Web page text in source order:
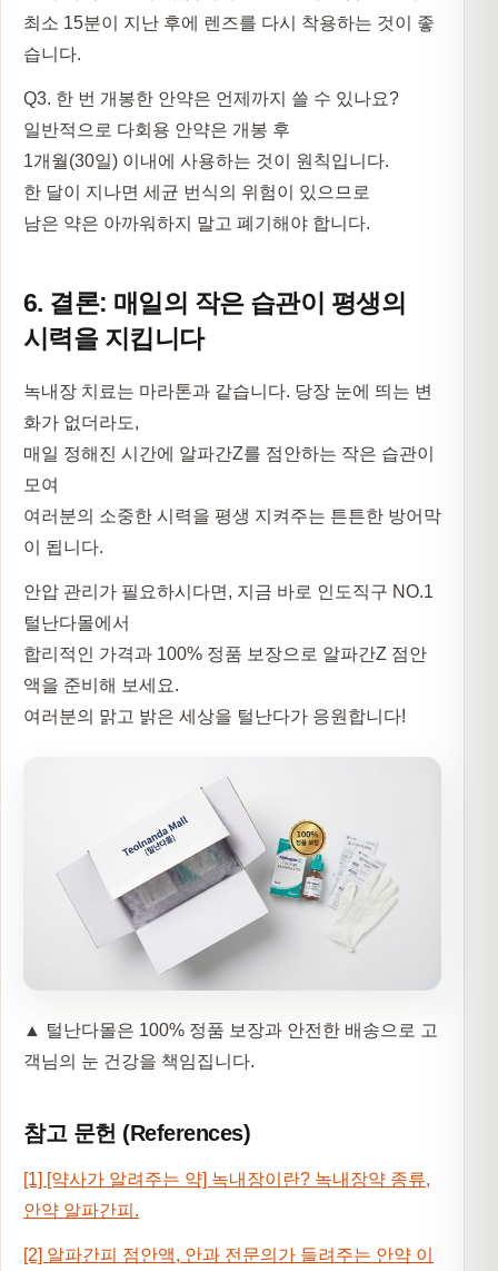
최소 15분이 지난 후에 렌즈를 다시 착용하는 것이 좋
습니다.
Q3. 한 번 개봉한 안약은 언제까지 쓸 수 있나요?
일반적으로 다회용 안약은 개봉 후
1개월(30일) 이내 에 사용하는 것이 원칙입니다.
한 달이 지나면 세균 번식의 위험이 있으므로
남은 약은 아까워하지 말고 폐기해야 합니다.
6. 결론: 매일의 작은 습관이 평생의
시력을 지킵니다
녹내장 치료는 마라톤과 같습니다. 당장 눈에 띄는 변
화가 없더라도,
매일 정해진 시간에 알파간Z를 점안하는 작은 습관이
모여
여러분의 소중한 시력을 평생 지켜주는 튼튼한 방어막
이 됩니다.
안압 관리가 필요하시다면, 지금 바로 인도직구 NO.1
털난다몰에서
합리적인 가격과 100% 정품 보장으로 알파간Z 점안
액을 준비해 보세요.
여러분의 맑고 밝은 세상을 털난다가 응원합니다!
▲ 털난다몰은 100% 정품 보장과 안전한 배송으로 고
객님의 눈 건강을 책임집니다.
참고 문헌 (References)
[1] [약사가 알려주는 약] 녹내장이란? 녹내장약 종류,
안약 알파간피.
[2] 알파간피 점안액, 안과 전문의가 들려주는 안약 이